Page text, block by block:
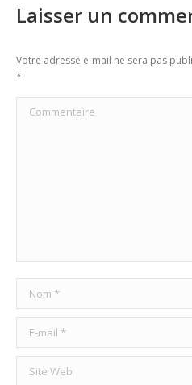
Laisser un
Votre adresse e-mail ne sera pas
*
Commentaire
Nom *
E-mail *
Site Web